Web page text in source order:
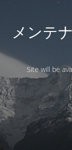
メンテ
Site will be